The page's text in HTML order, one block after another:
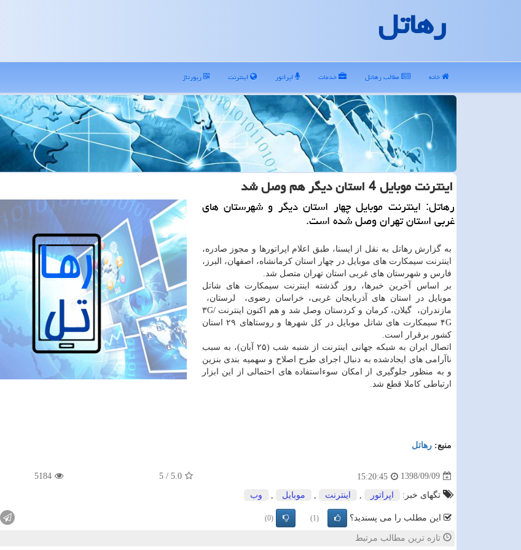
رهاتل
خانه مطالب رهاتل خدمات اپراتور اینترنت رپورتاژ
اینترنت موبایل 4 استان دیگر هم وصل شد
رهاتل: اینترنت موبایل چهار استان دیگر و شهرستان های
غربی استان تهران وصل شده است.
به گزارش رهاتل به نقل از ایسنا، طبق اعلام اپراتورها و مجوز صادره،
اینترنت سیمكارت های موبایل در چهار استان كرمانشاه، اصفهان، البرز،
فارس و شهرستان های غربی استان تهران متصل شد.
بر اساس آخرین خبرها، ⁧‫روز گذشته اینترنت‬⁩ سیمكارت های شاتل
مازندران‬⁩، ⁧‫ گیلان‬⁩، ⁧‫كرمان‬⁩ و ⁧‫كردستان وصل شد و هم اكنون اینترنت ۳G/
۴G سیمكارت های شاتل موبایل در كل شهرها و روستاهای ۲۹ استان
كشور برقرار است.
اتصال ایران به شبكه جهانی اینترنت از شنبه شب (۲۵ آبان)، به سبب
ناآرامی های ایجادشده به دنبال اجرای طرح اصلاح و سهمیه بندی بنزین
و به منظور جلوگیری از امكان سوءاستفاده های احتمالی از این ابزار
ارتباطی كاملا قطع شد.
منبع: رهاتل
1398/09/09
15:20:45
5.0
/
5
5184
تگهای خبر: اپراتور اینترنت موبایل وب
این مطلب را می پسندید؟ (1)
(0)
تازه ترین مطالب مرتبط